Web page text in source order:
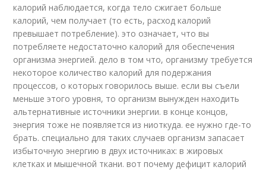
калорий наблюдается, когда тело сжигает больше
калорий, чем получает (то есть, расход калорий
превышает потребление). это означает, что вы
потребляете недостаточно калорий для обеспечения
организма энергией. дело в том что, организму требуется
некоторое количество калорий для подержания
процессов, о которых говорилось выше. если вы съели
меньше этого уровня, то организм вынужден находить
альтернативные источники энергии. в конце концов,
энергия тоже не появляется из ниоткуда. ее нужно где-то
брать. специально для таких случаев организм запасает
избыточную энергию в двух источниках: в жировых
клетках и мышечной ткани. вот почему дефицит калорий